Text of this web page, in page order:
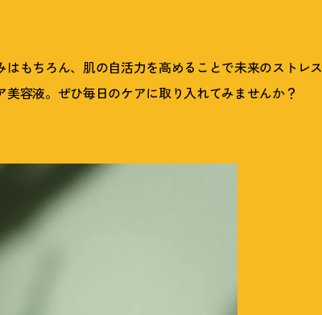
もちろん、肌の自活力を高めることで未来のストレス
容液。ぜひ毎日のケアに取り入れてみませんか？